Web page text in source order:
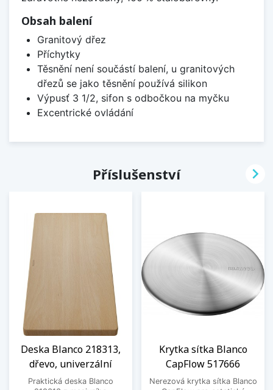
Obsah balení
Granitový dřez
Příchytky
Těsnění není součástí balení, u granitových
dřezů se jako těsnění používá silikon
Výpusť 3 1/2, sifon s odbočkou na myčku
Excentrické ovládání
Příslušenství
Deska Blanco 218313,
dřevo, univerzální
Praktická deska Blanco
Krytka sítka Blanco
CapFlow 517666
Nerezová krytka sítka Blanco
